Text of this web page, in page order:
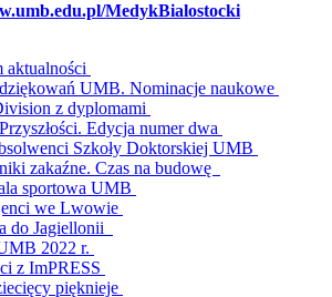
MedykBialostocki
aktualności
UMB. Nominacje naukowe
z dyplomami
Edycja numer dwa
Szkoły Doktorskiej UMB
zakaźne. Czas na budowę
sportowa UMB
we Lwowie
do Jagiellonii
2022 r.
z ImPRESS
pięknieje